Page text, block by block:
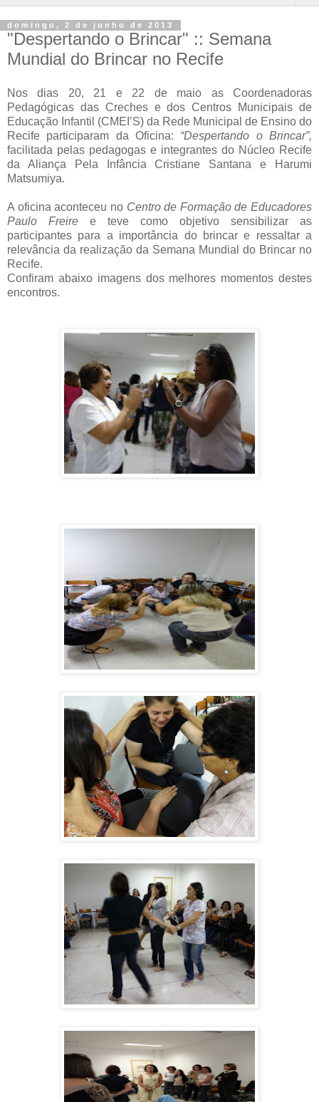
domingo, 2 de junho de 2013
"Despertando o Brincar" :: Semana
Mundial do Brincar no Recife
Nos dias 20, 21 e 22 de maio as Coordenadoras
Pedagógicas das Creches e dos Centros Municipais de
Educação Infantil (CMEI’S) da Rede Municipal de Ensino do
Recife participaram da Oficina: “Despertando o Brincar”,
facilitada pelas pedagogas e integrantes do Núcleo Recife
da Aliança Pela Infância Cristiane Santana e Harumi
Matsumiya.
A oficina aconteceu no Centro de Formação de Educadores
Paulo Freire e teve como objetivo sensibilizar as
participantes para a importância do brincar e ressaltar a
relevância da realização da Semana Mundial do Brincar no
Recife.
Confiram abaixo imagens dos melhores momentos destes
encontros.